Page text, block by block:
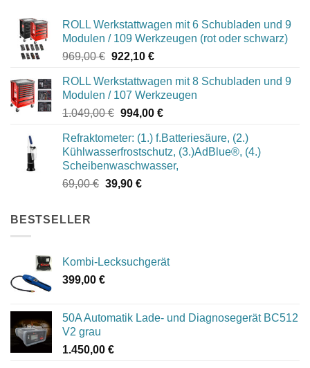
ROLL Werkstattwagen mit 6 Schubladen und 9
Modulen / 109 Werkzeugen (rot oder schwarz)
969,00€ Ursprünglicher
war:
969,00 €
922,10 €Aktueller
ist:
922,10 €.
ROLL Werkstattwagen mit 8 Schubladen und 9
Modulen / 107 Werkzeugen
1.049,00€ Ursprünglicher
war:
1.049,00 €
994,00 €Aktueller
ist:
994,00 €.
Refraktometer: (1.) f.Batteriesäure, (2.)
Kühlwasserfrostschutz, (3.)AdBlue®, (4.)
Scheibenwaschwasser,
69,00€ Ursprünglicher
39,90 €Aktueller
BESTSELLER
Kombi-Lecksuchgerät
399,00 €
50A Automatik Lade- und Diagnosegerät BC512
V2 grau
1.450,00 €